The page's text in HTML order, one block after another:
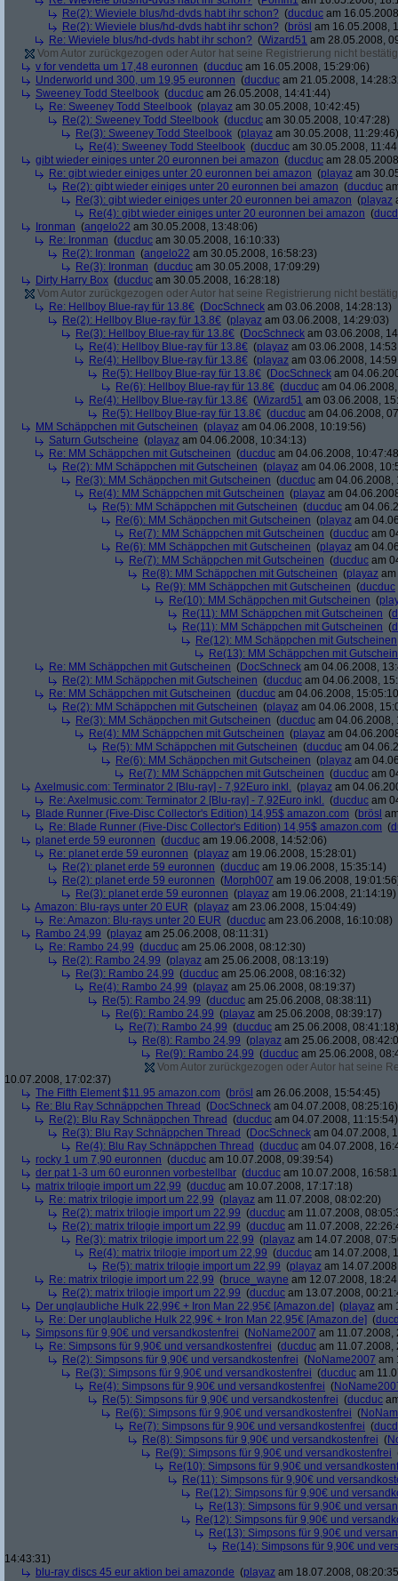
Re(2): Wieviele blus/hd-dvds habt ihr schon? (ducduc am
Re(2): Wieviele blus/hd-dvds habt ihr schon? (brösl am 16.05.2008,
Re: Wieviele blus/hd-dvds habt ihr schon? (Wizard51 am 28.05.2008,
Vom Autor zurückgezogen oder Autor hat seine Registrierung nicht
v for vendetta um 17,48 euronnen (ducduc am 16.05.2008, 15:29:06)
Underworld und 300, um 19,95 euronnen (ducduc am 21.05.2008,
Sweeney Todd Steelbook (ducduc am 26.05.2008, 14:41:44)
Re: Sweeney Todd Steelbook (playaz am 30.05.2008, 10:42:45)
Re(2): Sweeney Todd Steelbook (ducduc am 30.05.2008, 10:47:28)
Re(3): Sweeney Todd Steelbook (playaz am 30.05.2008, 11:29:46)
Re(4): Sweeney Todd Steelbook (ducduc am 30.05.2008,
gibt wieder einiges unter 20 euronnen bei amazon (ducduc am
Re: gibt wieder einiges unter 20 euronnen bei amazon (playaz am
Re(2): gibt wieder einiges unter 20 euronnen bei amazon (ducduc
Re(3): gibt wieder einiges unter 20 euronnen bei amazon (playaz
Re(4): gibt wieder einiges unter 20 euronnen bei amazon (
Ironman (angelo22 am 30.05.2008, 13:48:06)
Re: Ironman (ducduc am 30.05.2008, 16:10:33)
Re(2): Ironman (angelo22 am 30.05.2008, 16:58:23)
Re(3): Ironman (ducduc am 30.05.2008, 17:09:29)
Dirty Harry Box (ducduc am 30.05.2008, 16:28:18)
Vom Autor zurückgezogen oder Autor hat seine Registrierung nicht
Re: Hellboy Blue-ray für 13.8€ (DocSchneck am 03.06.2008, 14:28:13)
Re(2): Hellboy Blue-ray für 13.8€ (playaz am 03.06.2008, 14:29:03)
Re(3): Hellboy Blue-ray für 13.8€ (DocSchneck am 03.06.2008,
Re(4): Hellboy Blue-ray für 13.8€ (playaz am 03.06.2008,
Re(4): Hellboy Blue-ray für 13.8€ (playaz am 03.06.2008,
Re(5): Hellboy Blue-ray für 13.8€ (DocSchneck am
Re(6): Hellboy Blue-ray für 13.8€ (ducduc am
Re(4): Hellboy Blue-ray für 13.8€ (Wizard51 am 03.06.2008,
Re(5): Hellboy Blue-ray für 13.8€ (ducduc am 04.06.2008,
MM Schäppchen mit Gutscheinen (playaz am 04.06.2008, 10:19:56)
Saturn Gutscheine (playaz am 04.06.2008, 10:34:13)
Re: MM Schäppchen mit Gutscheinen (ducduc am 04.06.2008,
Re(2): MM Schäppchen mit Gutscheinen (playaz am 04.06.2008,
Re(3): MM Schäppchen mit Gutscheinen (ducduc am 04.06.2008,
Re(4): MM Schäppchen mit Gutscheinen (playaz am
Re(5): MM Schäppchen mit Gutscheinen (ducduc am
Re(6): MM Schäppchen mit Gutscheinen (playaz am
Re(7): MM Schäppchen mit Gutscheinen (ducduc am
Re(6): MM Schäppchen mit Gutscheinen (playaz am
Re(7): MM Schäppchen mit Gutscheinen (ducduc am
Re(8): MM Schäppchen mit Gutscheinen (playaz
Re(9): MM Schäppchen mit Gutscheinen (ducduc
Re(10): MM Schäppchen mit Gutscheinen (
Re(11): MM Schäppchen mit Gutscheinen (
Re(11): MM Schäppchen mit Gutscheinen (
Re(12): MM Schäppchen mit Gutscheinen
Re(13): MM Schäppchen mit
Re: MM Schäppchen mit Gutscheinen (DocSchneck am 04.06.2008,
Re(2): MM Schäppchen mit Gutscheinen (ducduc am 04.06.2008,
Re: MM Schäppchen mit Gutscheinen (ducduc am 04.06.2008,
Re(2): MM Schäppchen mit Gutscheinen (playaz am 04.06.2008,
Re(3): MM Schäppchen mit Gutscheinen (ducduc am 04.06.2008,
Re(4): MM Schäppchen mit Gutscheinen (playaz am
Re(5): MM Schäppchen mit Gutscheinen (ducduc am
Re(6): MM Schäppchen mit Gutscheinen (playaz am
Re(7): MM Schäppchen mit Gutscheinen (ducduc am
Axelmusic.com: Terminator 2 [Blu-ray] - 7,92Euro inkl. (playaz am
Re: Axelmusic.com: Terminator 2 [Blu-ray] - 7,92Euro inkl. (ducduc am
Blade Runner (Five-Disc Collector's Edition) 14,95$ amazon.com (brösl
Re: Blade Runner (Five-Disc Collector's Edition) 14,95$ amazon.com (
planet erde 59 euronnen (ducduc am 19.06.2008, 14:52:06)
Re: planet erde 59 euronnen (playaz am 19.06.2008, 15:28:01)
Re(2): planet erde 59 euronnen (ducduc am 19.06.2008, 15:35:14)
Re(2): planet erde 59 euronnen (Morph007 am 19.06.2008,
Re(3): planet erde 59 euronnen (playaz am 19.06.2008, 21:14:19)
Amazon: Blu-rays unter 20 EUR (playaz am 23.06.2008, 15:04:49)
Re: Amazon: Blu-rays unter 20 EUR (ducduc am 23.06.2008, 16:10:08)
Rambo 24,99 (playaz am 25.06.2008, 08:11:31)
Re: Rambo 24,99 (ducduc am 25.06.2008, 08:12:30)
Re(2): Rambo 24,99 (playaz am 25.06.2008, 08:13:19)
Re(3): Rambo 24,99 (ducduc am 25.06.2008, 08:16:32)
Re(4): Rambo 24,99 (playaz am 25.06.2008, 08:19:37)
Re(5): Rambo 24,99 (ducduc am 25.06.2008, 08:38:11)
Re(6): Rambo 24,99 (playaz am 25.06.2008, 08:39:17)
Re(7): Rambo 24,99 (ducduc am 25.06.2008, 08:41:18)
Re(8): Rambo 24,99 (playaz am 25.06.2008,
Re(9): Rambo 24,99 (ducduc am 25.06.2008,
Vom Autor zurückgezogen oder Autor hat seine
10.07.2008, 17:02:37)
The Fifth Element $11.95 amazon.com (brösl am 26.06.2008, 15:54:45)
Re: Blu Ray Schnäppchen Thread (DocSchneck am 04.07.2008, 08:25:16)
Re(2): Blu Ray Schnäppchen Thread (ducduc am 04.07.2008, 11:15:54)
Re(3): Blu Ray Schnäppchen Thread (DocSchneck am 04.07.2008,
Re(4): Blu Ray Schnäppchen Thread (ducduc am 04.07.2008,
rocky 1 um 7,90 euronnen (ducduc am 10.07.2008, 09:39:54)
der pat 1-3 um 60 euronnen vorbestellbar (ducduc am 10.07.2008,
matrix trilogie import um 22,99 (ducduc am 10.07.2008, 17:17:18)
Re: matrix trilogie import um 22,99 (playaz am 11.07.2008, 08:02:20)
Re(2): matrix trilogie import um 22,99 (ducduc am 11.07.2008,
Re(2): matrix trilogie import um 22,99 (ducduc am 11.07.2008,
Re(3): matrix trilogie import um 22,99 (playaz am 14.07.2008,
Re(4): matrix trilogie import um 22,99 (ducduc am 14.07.2008,
Re(5): matrix trilogie import um 22,99 (playaz am
Re: matrix trilogie import um 22,99 (bruce_wayne am 12.07.2008,
Re(2): matrix trilogie import um 22,99 (ducduc am 13.07.2008,
Der unglaubliche Hulk 22,99€ + Iron Man 22,95€ [Amazon.de] (playaz am
Re: Der unglaubliche Hulk 22,99€ + Iron Man 22,95€ [Amazon.de] (
Simpsons für 9,90€ und versandkostenfrei (NoName2007 am 11.07.2008,
Re: Simpsons für 9,90€ und versandkostenfrei (ducduc am 11.07.2008,
Re(2): Simpsons für 9,90€ und versandkostenfrei (NoName2007 am
Re(3): Simpsons für 9,90€ und versandkostenfrei (ducduc am
Re(4): Simpsons für 9,90€ und versandkostenfrei (
Re(5): Simpsons für 9,90€ und versandkostenfrei (ducduc
Re(6): Simpsons für 9,90€ und versandkostenfrei (
Re(7): Simpsons für 9,90€ und versandkostenfrei (
Re(8): Simpsons für 9,90€ und versandkostenfrei (
Re(9): Simpsons für 9,90€ und versandkostenfrei
Re(10): Simpsons für 9,90€ und
Re(11): Simpsons für 9,90€ und
Re(12): Simpsons für 9,90€ und
Re(13): Simpsons für 9,90€ und
Re(12): Simpsons für 9,90€ und
Re(13): Simpsons für 9,90€ und
Re(14): Simpsons für 9,90€ und
14:43:31)
blu-ray discs 45 eur aktion bei amazonde (playaz am 18.07.2008,